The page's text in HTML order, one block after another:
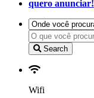
quero anunciar!
Search
Wifi